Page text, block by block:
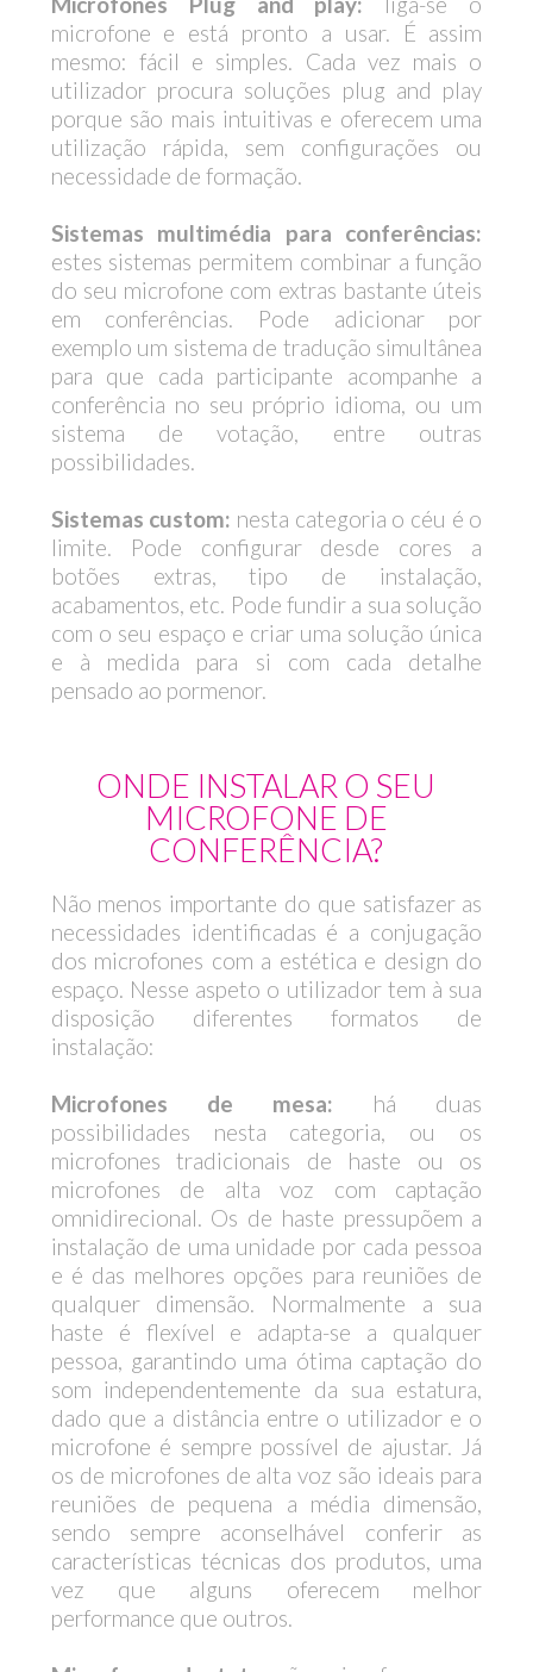
microfone e está pronto a usar. É assim
mesmo: fácil e simples. Cada vez mais o
utilizador procura soluções plug and play
porque são mais intuitivas e oferecem uma
utilização rápida, sem configurações ou
necessidade de formação.
Sistemas multimédia para conferências:
estes sistemas permitem combinar a função
do seu microfone com extras bastante úteis
em conferências. Pode adicionar por
exemplo um sistema de tradução simultânea
para que cada participante acompanhe a
conferência no seu próprio idioma, ou um
sistema de votação, entre outras
possibilidades.
Sistemas custom: nesta categoria o céu é o
limite. Pode configurar desde cores a
botões extras, tipo de instalação,
acabamentos, etc. Pode fundir a sua solução
com o seu espaço e criar uma solução única
e à medida para si com cada detalhe
pensado ao pormenor.
ONDE INSTALAR O SEU
MICROFONE DE
CONFERÊNCIA?
Não menos importante do que satisfazer as
necessidades identificadas é a conjugação
dos microfones com a estética e design do
espaço. Nesse aspeto o utilizador tem à sua
disposição diferentes formatos de
instalação:
Microfones de mesa: há duas
possibilidades nesta categoria, ou os
microfones tradicionais de haste ou os
microfones de alta voz com captação
omnidirecional. Os de haste pressupõem a
instalação de uma unidade por cada pessoa
e é das melhores opções para reuniões de
qualquer dimensão. Normalmente a sua
haste é flexível e adapta-se a qualquer
pessoa, garantindo uma ótima captação do
som independentemente da sua estatura,
dado que a distância entre o utilizador e o
microfone é sempre possível de ajustar. Já
os de microfones de alta voz são ideais para
reuniões de pequena a média dimensão,
sendo sempre aconselhável conferir as
características técnicas dos produtos, uma
vez que alguns oferecem melhor
performance que outros.